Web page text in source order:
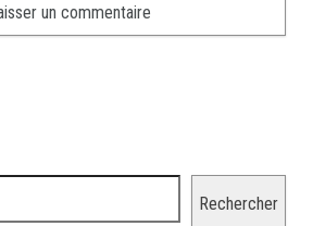
Rechercher